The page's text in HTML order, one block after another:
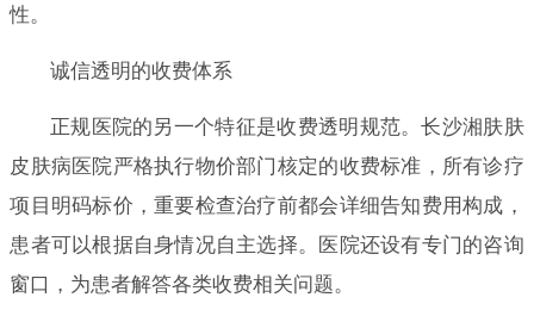
性。
诚信透明的收费体系
正规医院的另一个特征是收费透明规范。长沙湘肤肤
皮肤病医院严格执行物价部门核定的收费标准，所有诊疗
项目明码标价，重要检查治疗前都会详细告知费用构成，
患者可以根据自身情况自主选择。医院还设有专门的咨询
窗口，为患者解答各类收费相关问题。